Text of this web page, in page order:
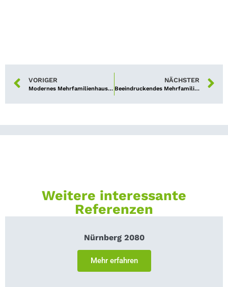
VORIGER
Modernes Mehrfamilienhaus am Nürnberger Luitpoldhain an neuen Eigentümer übergeben
NÄCHSTER
Beeindruckendes Mehrfamilienhaus in bürgerlicher Stadtlage an privaten Investor übergeben
Weitere interessante
Referenzen
Nürnberg 2080
Mehr erfahren